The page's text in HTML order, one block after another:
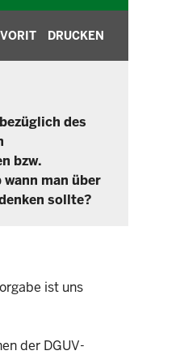
DRUCKEN
des
bzw.
man über
sollte?
ist uns
der DGUV-